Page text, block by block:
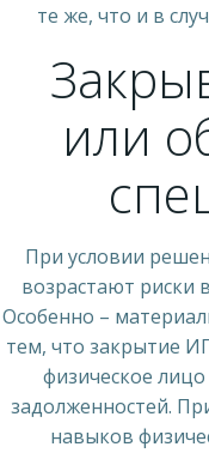
те же, что и в
или
При условии
возрастают риски
Особенно –
тем, что закрытие
физическое лицо
задолженностей.
навыков